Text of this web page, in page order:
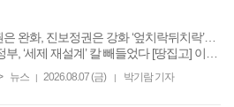
완화, 진보정권은 강화 ‘엎치락뒤치락’…
‘세제 재설계’ 칼 빼들었다 [땅집고] 이재
개편의 칼을 빼들었다. 역대 정부는 부동산
뉴스 | 2026.08.07 (금) | 박기람 기자